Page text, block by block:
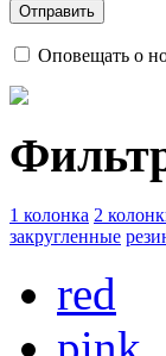
Оповещать о
1 колонка 2
закругленные
red